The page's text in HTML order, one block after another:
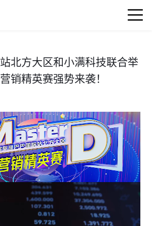
北方大区和小满科技联合举
销精英赛强势来袭！